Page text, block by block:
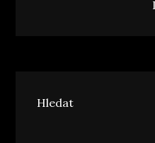
Hledat